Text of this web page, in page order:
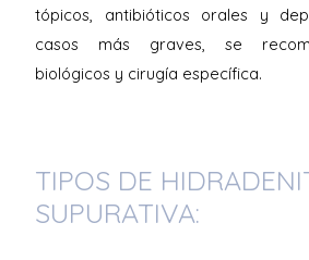
tópicos, antibióticos orales y
casos más graves, se
biológicos y cirugía específica.
TIPOS DE
SUPURATIVA: